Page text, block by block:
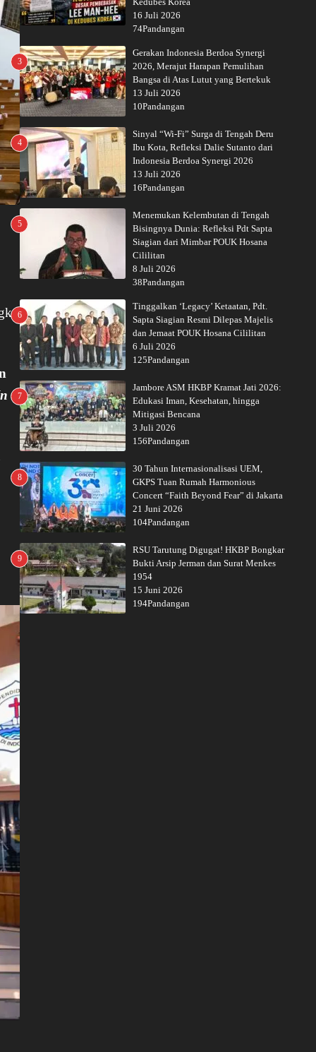
16 Juli 2026
74Pandangan
3
Gerakan Indonesia Berdoa Synergi
2026, Merajut Harapan Pemulihan
Bangsa di Atas Lutut yang Bertekuk
13 Juli 2026
10Pandangan
4
Sinyal “Wi-Fi” Surga di Tengah Deru
Ibu Kota, Refleksi Dalie Sutanto dari
Indonesia Berdoa Synergi 2026
13 Juli 2026
16Pandangan
5
Menemukan Kelembutan di Tengah
Bisingnya Dunia: Refleksi Pdt Sapta
Siagian dari Mimbar POUK Hosana
Cililitan
8 Juli 2026
38Pandangan
6
Tinggalkan ‘Legacy’ Ketaatan, Pdt.
Sapta Siagian Resmi Dilepas Majelis
dan Jemaat POUK Hosana Cililitan
6 Juli 2026
125Pandangan
7
Jambore ASM HKBP Kramat Jati 2026:
Edukasi Iman, Kesehatan, hingga
Mitigasi Bencana
3 Juli 2026
156Pandangan
8
30 Tahun Internasionalisasi UEM,
GKPS Tuan Rumah Harmonious
Concert “Faith Beyond Fear” di Jakarta
21 Juni 2026
104Pandangan
9
RSU Tarutung Digugat! HKBP Bongkar
Bukti Arsip Jerman dan Surat Menkes
1954
15 Juni 2026
194Pandangan